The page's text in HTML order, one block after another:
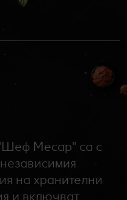
"Шеф Месар" са с
на хранителни
и включват